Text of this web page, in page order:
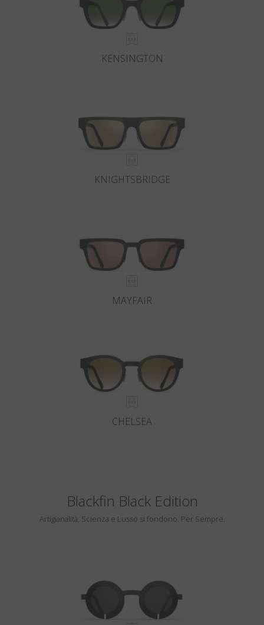
KENSINGTON
KNIGHTSBRIDGE
MAYFAIR
CHELSEA
Blackfin Black Edition
Artigianalità, Scienza e Lusso si fondono. Per Sempre.